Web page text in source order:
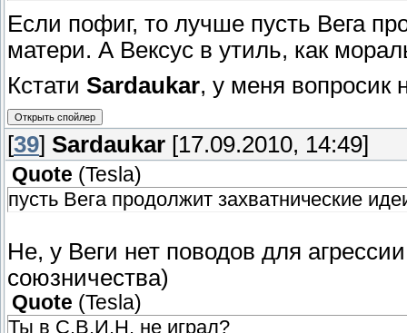
Если пофиг, то лучше пусть Вега
матери. А Вексус в утиль, как
Кстати Sardaukar, у меня вопросик
[39] Sardaukar [17.09.2010, 14:49]
Quote (Tesla)
пусть Вега продолжит захватнические
Не, у Веги нет поводов для
союзничества)
Quote (Tesla)
Ты в С.В.И.Н. не играл?